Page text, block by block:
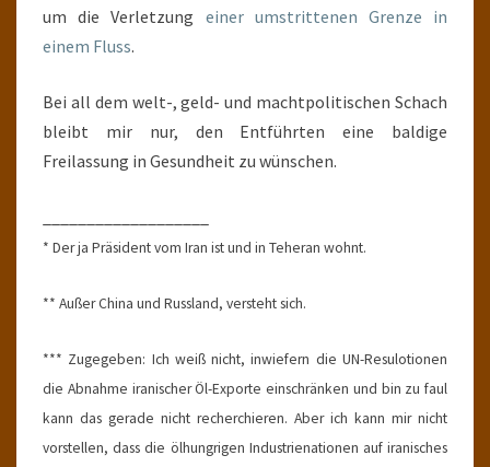
um die Verletzung einer umstrittenen Grenze in
einem Fluss.
Bei all dem welt-, geld- und machtpolitischen Schach
bleibt mir nur, den Entführten eine baldige
Freilassung in Gesundheit zu wünschen.
* Der ja Präsident vom Iran ist und in Teheran wohnt.
** Außer China und Russland, versteht sich.
*** Zugegeben: Ich weiß nicht, inwiefern die UN-Resulotionen
die Abnahme iranischer Öl-Exporte einschränken und bin zu faul
kann das gerade nicht recherchieren. Aber ich kann mir nicht
vorstellen, dass die ölhungrigen Industrienationen auf iranisches